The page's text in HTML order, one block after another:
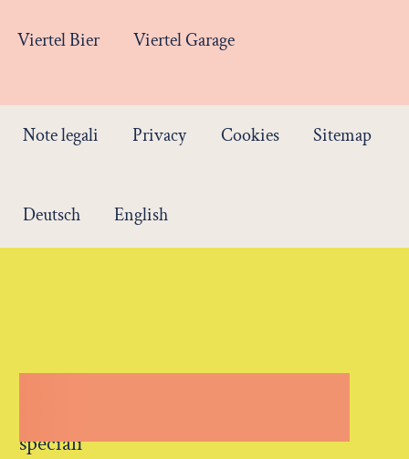
Viertel Bier Viertel Garage
Note legali Privacy Cookies Sitemap
Deutsch English